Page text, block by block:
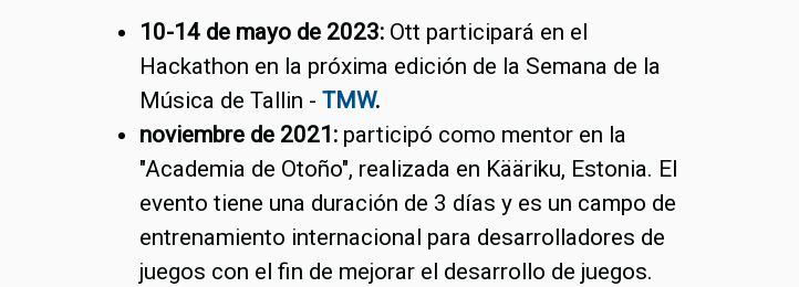
10-14 de mayo de 2023: Ott participará en el
Hackathon en la próxima edición de la Semana de la
Música de Tallin - TMW.
noviembre de 2021: participó como mentor en la
"Academia de Otoño", realizada en Kääriku, Estonia. El
evento tiene una duración de 3 días y es un campo de
entrenamiento internacional para desarrolladores de
juegos con el fin de mejorar el desarrollo de juegos.